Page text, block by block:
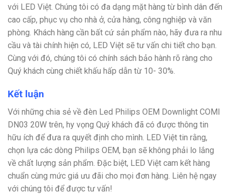
với LED Việt. Chúng tôi có đa dạng mặt hàng từ bình dân đến
cao cấp, phục vụ cho nhà ở, cửa hàng, công nghiệp và văn
phòng. Khách hàng cần bất cứ sản phẩm nào, hãy đưa ra nhu
cầu và tài chính hiện có, LED Việt sẽ tư vấn chi tiết cho bạn.
Cùng với đó, chúng tôi có chính sách bảo hành rõ ràng cho
Quý khách cùng chiết khấu hấp dẫn từ 10- 30%.
Kết luận
Với những chia sẻ về đèn Led Philips OEM Downlight COMI
DN03 20W trên, hy vọng Quý khách đã có được thông tin
hữu ích để đưa ra quyết định cho mình. LED Việt tin rằng,
chọn lựa các dòng Philips OEM, bạn sẽ không phải lo lắng
về chất lượng sản phẩm. Đặc biệt, LED Việt cam kết hàng
chuẩn cùng mức giá ưu đãi cho mọi đơn hàng. Liên hệ ngay
với chúng tôi để được tư vấn!